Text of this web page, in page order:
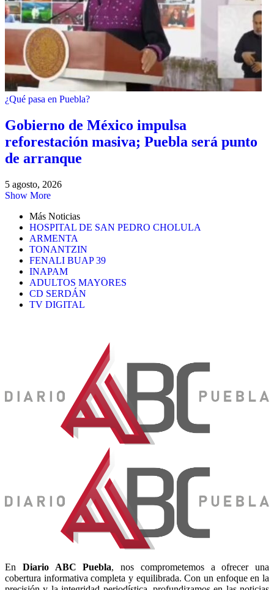
¿Qué pasa en Puebla?
Gobierno de México impulsa
reforestación masiva; Puebla será punto
de arranque
5 agosto, 2026
Show More
Más Noticias
HOSPITAL DE SAN PEDRO CHOLULA
ARMENTA
TONANTZIN
FENALI BUAP 39
INAPAM
ADULTOS MAYORES
CD SERDÁN
TV DIGITAL
En Diario ABC Puebla, nos comprometemos a ofrecer una
cobertura informativa completa y equilibrada. Con un enfoque en la